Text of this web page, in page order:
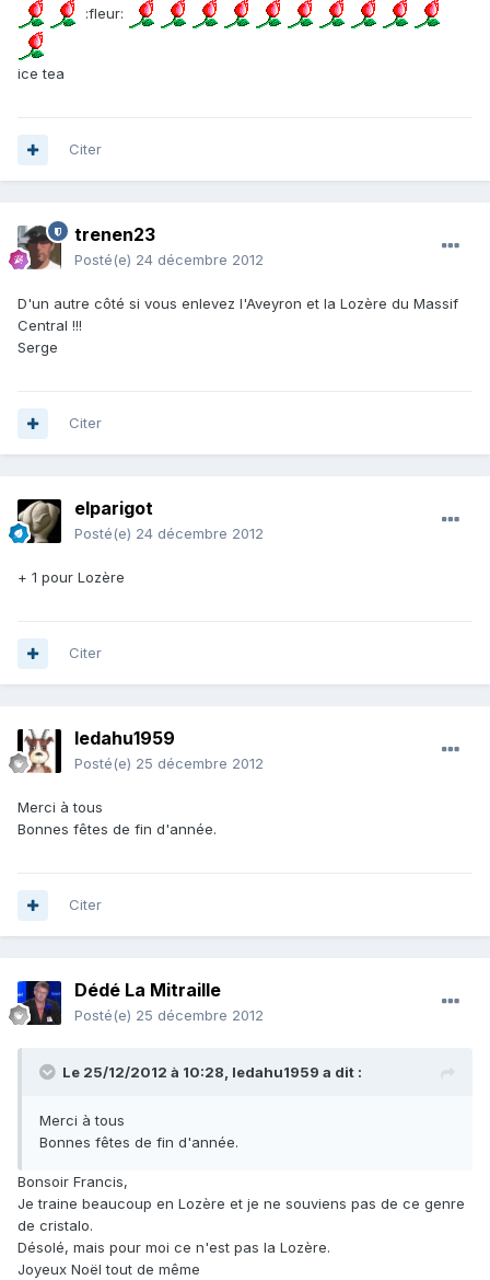
:fleur:
ice tea
Citer
trenen23
Posté(e) 24 décembre 2012
D'un autre côté si vous enlevez l'Aveyron et la Lozère du Massif
Central !!!
Serge
Citer
elparigot
Posté(e) 24 décembre 2012
+ 1 pour Lozère
Citer
ledahu1959
Posté(e) 25 décembre 2012
Merci à tous
Bonnes fêtes de fin d'année.
Citer
Dédé La Mitraille
Posté(e) 25 décembre 2012
Le 25/12/2012 à 10:28, ledahu1959 a dit :
Merci à tous
Bonnes fêtes de fin d'année.
Bonsoir Francis,
Je traine beaucoup en Lozère et je ne souviens pas de ce genre
de cristalo.
Désolé, mais pour moi ce n'est pas la Lozère.
Joyeux Noël tout de même